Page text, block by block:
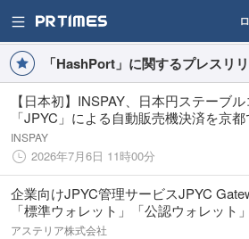
「HashPort」に関するプレスリ
【日本初】INSPAY、日本円ステーブ
「JPYC」による自動販売機決済を京
実験
INSPAY
2026年7月6日 11時00分
企業向けJPYC管理サービスJPYC
「標準ウォレット」「公認ウォレット
表
アステリア株式会社